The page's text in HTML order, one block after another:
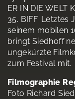
ER IN DIE WELT
35. BIFF.
seinem mobilen
bringt Siedhoff
ungekürzte
zum Festival mit.
Filmographie
Foto Richard